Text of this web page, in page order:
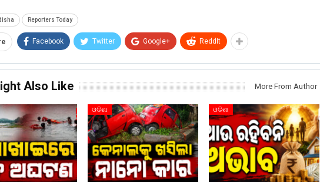
Reporters Today
Facebook Twitter Google+ ReddIt
Also Like More From Author
ଓଡିଶା ଓଡିଶା